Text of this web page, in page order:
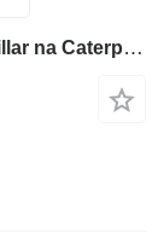
Piest 160-5890 ; 1605890 Piston Caterpillar na Caterpillar